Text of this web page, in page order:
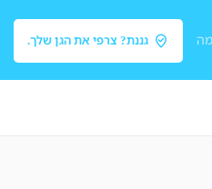
גננת? צרפי את הגן שלך.